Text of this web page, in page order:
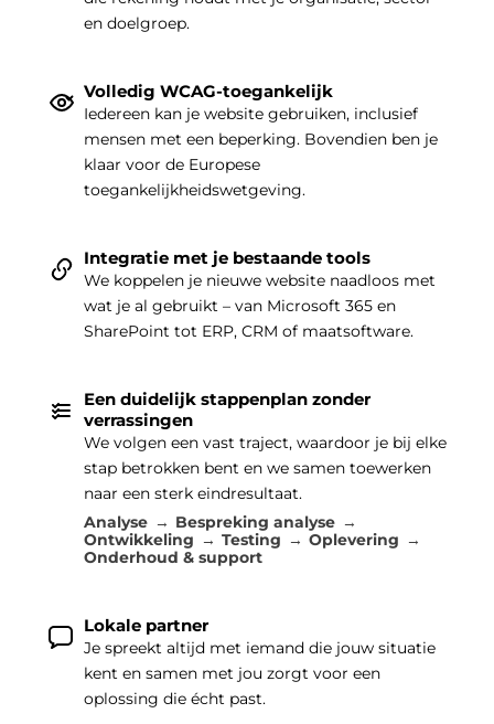
en doelgroep.
Volledig WCAG-toegankelijk
Iedereen kan je website gebruiken, inclusief
mensen met een beperking. Bovendien ben je
klaar voor de Europese
toegankelijkheidswetgeving.
Integratie met je bestaande tools
We koppelen je nieuwe website naadloos met
wat je al gebruikt – van Microsoft 365 en
SharePoint tot ERP, CRM of maatsoftware.
Een duidelijk stappenplan zonder
verrassingen
We volgen een vast traject, waardoor je bij elke
stap betrokken bent en we samen toewerken
naar een sterk eindresultaat.
Analyse
Bespreking analyse
Ontwikkeling
Testing
Oplevering
Onderhoud & support
Lokale partner
Je spreekt altijd met iemand die jouw situatie
kent en samen met jou zorgt voor een
oplossing die écht past.